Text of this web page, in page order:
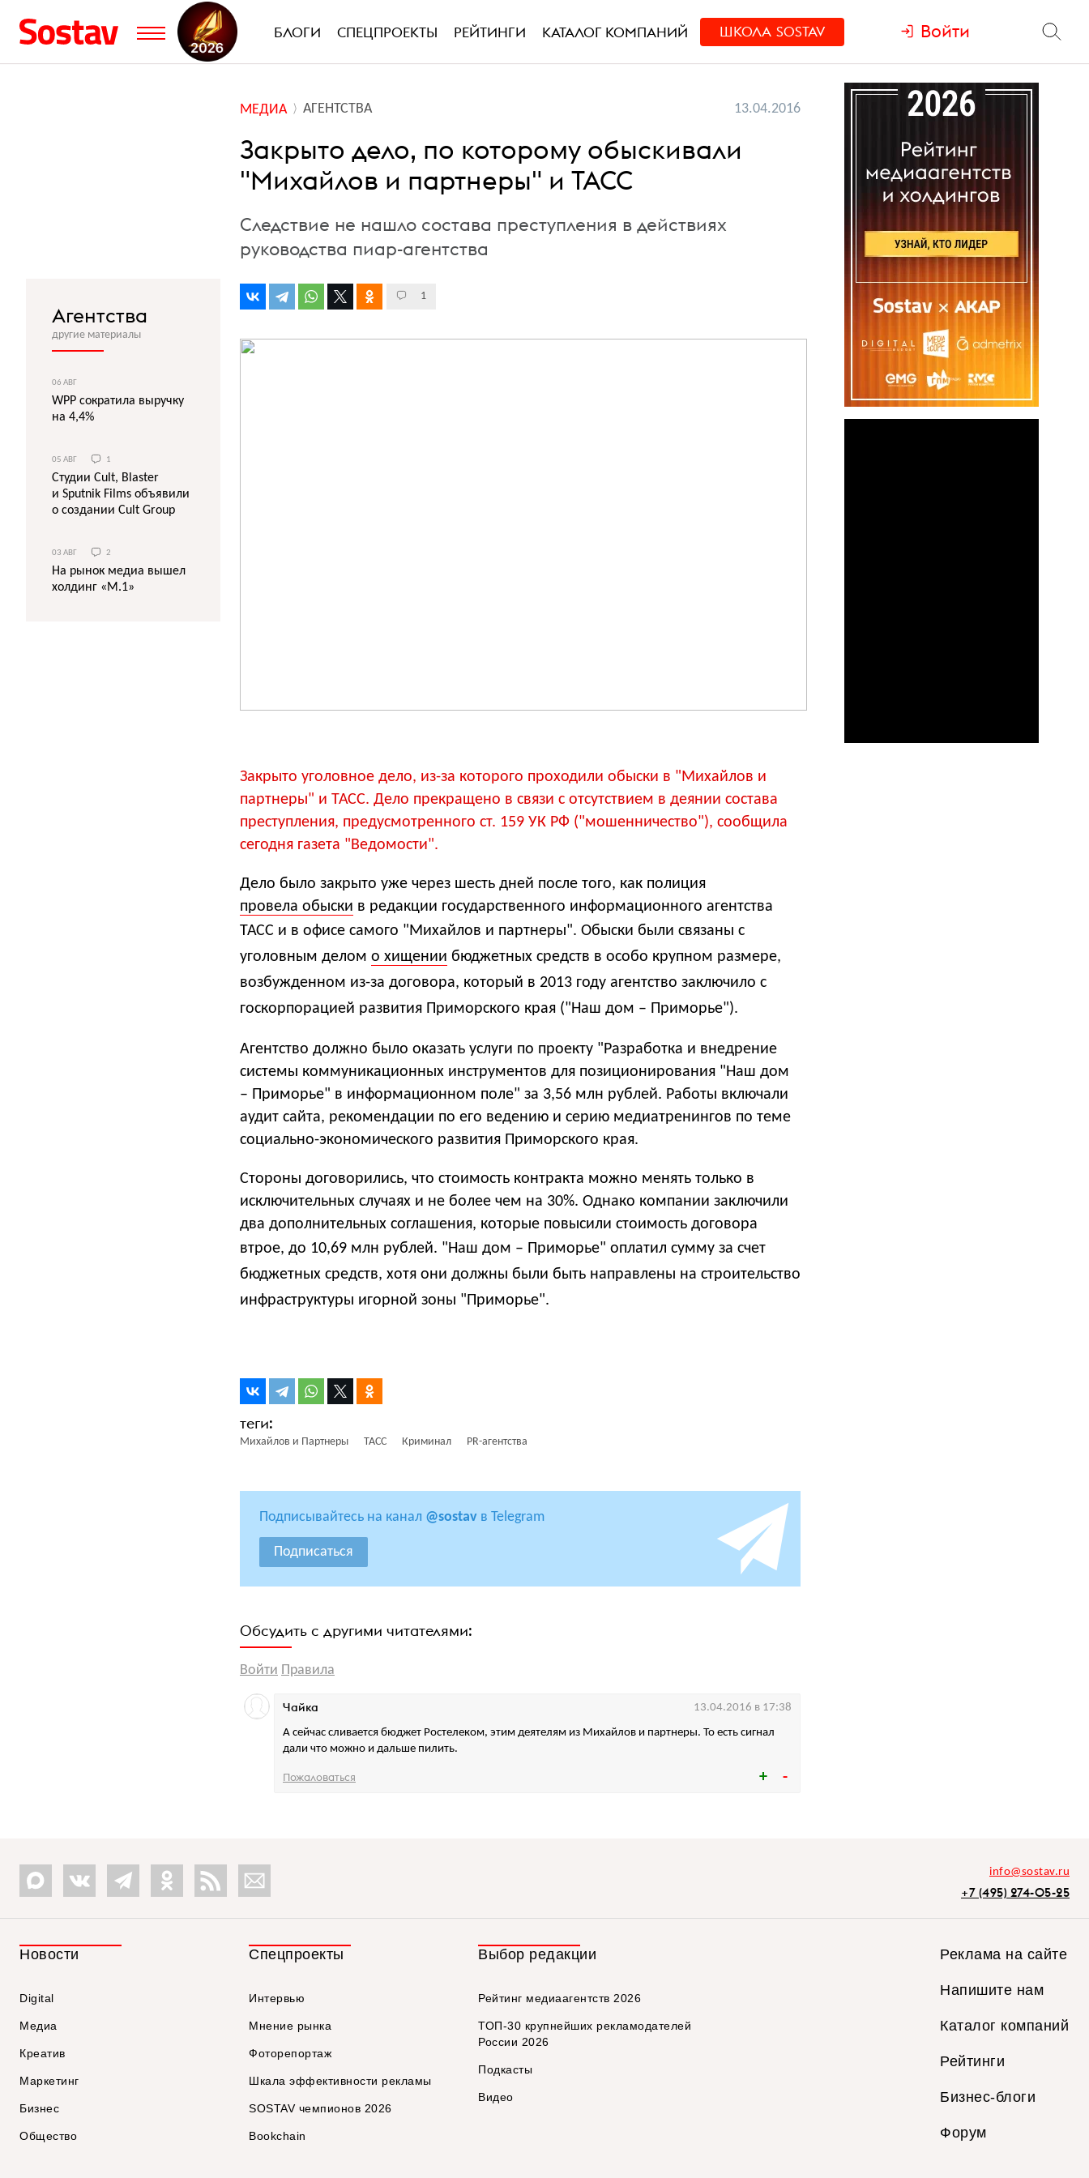
БЛОГИ СПЕЦПРОЕКТЫ РЕЙТИНГИ КАТАЛОГ КОМПАНИЙ ШКОЛА SOSTAV Войти
МЕДИА АГЕНТСТВА 13.04.2016
Закрыто дело, по которому обыскивали
"Михайлов и партнеры" и ТАСС
Следствие не нашло состава преступления в действиях
руководства пиар-агентства
1
Закрыто уголовное дело, из-за которого проходили обыски в "Михайлов и
партнеры" и ТАСС. Дело прекращено в связи с отсутствием в деянии состава
преступления, предусмотренного ст. 159 УК РФ ("мошенничество"), сообщила
сегодня газета "Ведомости".
Дело было закрыто уже через шесть дней после того, как полиция
провела обыски в редакции государственного информационного агентства
ТАСС и в офисе самого "Михайлов и партнеры". Обыски были связаны с
уголовным делом о хищении бюджетных средств в особо крупном размере,
возбужденном из-за договора, который в 2013 году агентство заключило с
госкорпорацией развития Приморского края ("Наш дом – Приморье").
Агентство должно было оказать услуги по проекту "Разработка и внедрение
системы коммуникационных инструментов для позиционирования "Наш дом
– Приморье" в информационном поле" за 3,56 млн рублей. Работы включали
аудит сайта, рекомендации по его ведению и серию медиатренингов по теме
социально-экономического развития Приморского края.
Стороны договорились, что стоимость контракта можно менять только в
исключительных случаях и не более чем на 30%. Однако компании заключили
два дополнительных соглашения, которые повысили стоимость договора
втрое, до 10,69 млн рублей. "Наш дом – Приморье" оплатил сумму за счет
бюджетных средств, хотя они должны были быть направлены на строительство
инфраструктуры игорной зоны "Приморье".
Михайлов и Партнеры ТАСС Криминал PR-агентства
Подписывайтесь на канал @sostav в Telegram
Подписаться
Обсудить с другими читателями:
Войти Правила
А сейчас сливается бюджет Ростелеком, этим деятелям из Михайлов и партнеры. То есть сигнал
дали что можно и дальше пилить.
Чайка 13.04.2016 в 17:38
Пожаловаться
Агентства
другие материалы
06 АВГ
WPP сократила выручку
на 4,4%
05 АВГ 1
Студии Cult, Blaster
и Sputnik Films объявили
о создании Cult Group
03 АВГ 2
На рынок медиа вышел
холдинг «М.1»
info@sostav.ru
+7 (495) 274-05-25
Новости
Digital
Медиа
Креатив
Маркетинг
Бизнес
Общество
Спецпроекты
Интервью
Мнение рынка
Фоторепортаж
Шкала эффективности рекламы
SOSTAV чемпионов 2026
Bookchain
Выбор редакции
Рейтинг медиаагентств 2026
ТОП-30 крупнейших рекламодателей
России 2026
Подкасты
Видео
Реклама на сайте
Напишите нам
Каталог компаний
Рейтинги
Бизнес-блоги
Форум